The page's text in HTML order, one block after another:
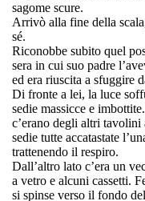
sagome scure.
Arrivò alla fine della
sé.
Riconobbe subito quel
sera in cui suo padre
ed era riuscita a sfuggire
Di fronte a lei, la luce
sedie massicce e
c’erano degli altri
sedie tutte accatastate
trattenendo il respiro.
Dall’altro lato c’era un
a vetro e alcuni cassetti.
si spinse verso il fondo